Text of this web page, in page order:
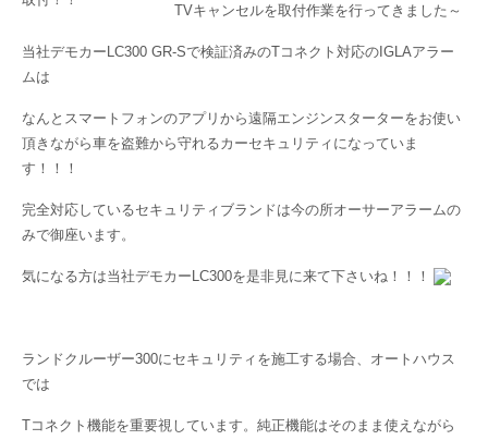
TVキャンセルを取付作業を行ってきました～
当社デモカーLC300 GR-Sで検証済みのTコネクト対応のIGLAアラー
ムは
なんとスマートフォンのアプリから遠隔エンジンスターターをお使い
頂きながら車を盗難から守れるカーセキュリティになっていま
す！！！
完全対応しているセキュリティブランドは今の所オーサーアラームの
みで御座います。
気になる方は当社デモカーLC300を是非見に来て下さいね！！！
ランドクルーザー300にセキュリティを施工する場合、オートハウス
では
Tコネクト機能を重要視しています。純正機能はそのまま使えながら